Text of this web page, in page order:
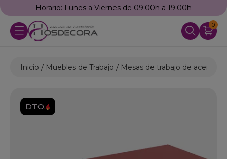
Horario: Lunes a Viernes de 09:00h a 19:00h
0
Inicio Muebles de Trabajo Mesas de trabajo de acero
DTO.